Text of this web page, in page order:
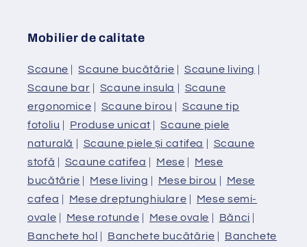
Mobilier de calitate
Scaune |Scaune bucătărie | Scaune living |
Scaune bar | Scaune insula | Scaune
ergonomice | Scaune birou | Scaune tip
fotoliu | Produse unicat |Scaune piele
naturală | Scaune piele și catifea | Scaune
stofă | Scaune catifea | Mese | Mese
bucătărie | Mese living | Mese birou | Mese
cafea | Mese dreptunghiulare | Mese semi-
ovale | Mese rotunde | Mese ovale | Bănci |
Banchete hol | Banchete bucătărie | Banchete